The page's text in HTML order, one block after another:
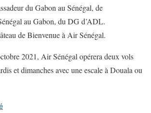
du Gabon au Sénégal, de
au Gabon, du DG d’ADL.
de Bienvenue à Air Sénégal.
2021, Air Sénégal opérera deux vols
et dimanches avec une escale à Douala ou